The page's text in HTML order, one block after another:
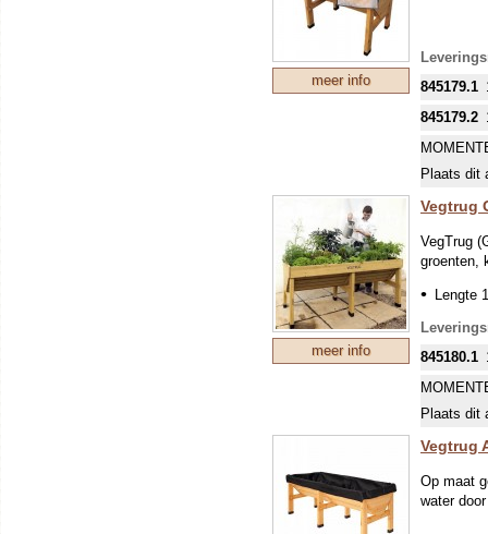
meer info
845179.1
845179.2
Plaats dit
meer info
Vegtrug
VegTrug
groenten,
Het
De
doorlaat.
Voor
De
845180.1
Plaats dit
Vegtrug
Op maat
water